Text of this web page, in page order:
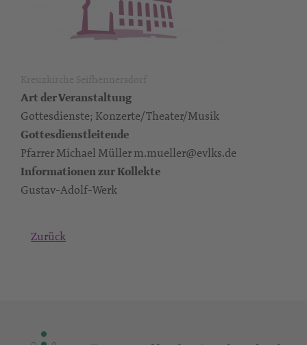
Art der Veranstaltung
Gottesdienste; Konzerte/Theater/Musik
Gottesdienstleitende
Pfarrer Michael Müller m.mueller@evlks.de
Informationen zur Kollekte
Gustav-Adolf-Werk
Zurück